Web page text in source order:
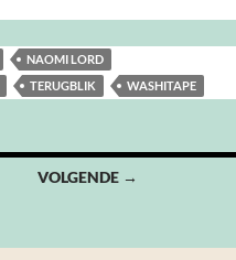
NAOMI LORD
TERUGBLIK WASHITAPE
VOLGENDE →